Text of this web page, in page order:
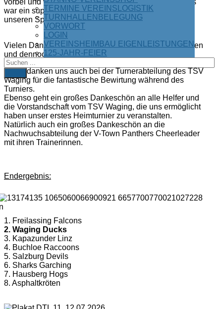
TERMINE VEREINSLOGISTIK
TURNHALLENBELEGUNG
VORWORT
LOGIN
VEREINSHEIMBAU EIGENLEISTUNGEN
125-JAHR-FEIER
vorbei und wir, die Waging Ducks, sind der Meinung es
war ein super Turniertag und eine tolle Werbung für
unseren Sport!
Vielen Dank an alle Teams für die großteilsfair geführten
und dennoch kämpferischen und packenden Spiele.
Wir bedanken uns auch bei der Turnerabteilung des TSV
Waging für die fantastische Bewirtung während des
Turniers.
Ebenso geht ein großes Dankeschön an alle Helfer und
die Vorstandschaft vom TSV Waging, die uns ermöglicht
haben unser erstes Heimturnier zu veranstalten.
Natürlich auch ein großes Dankeschön an die
Nachwuchsabteilung der V-Town Panthers Cheerleader
mit ihren Trainerinnen.
Endergebnis:
1. Freilassing Falcons
2. Waging Ducks
3. Kapazunder Linz
4. Buchloe Raccoons
5. Salzburg Devils
6. Sharks Garching
7. Hausberg Hogs
8. Asphaltkröten